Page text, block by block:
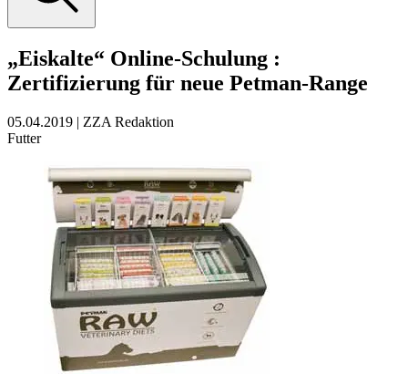
„Eiskalte“ Online-Schulung :
Zertifizierung für neue Petman-Range
05.04.2019 | ZZA Redaktion
Futter